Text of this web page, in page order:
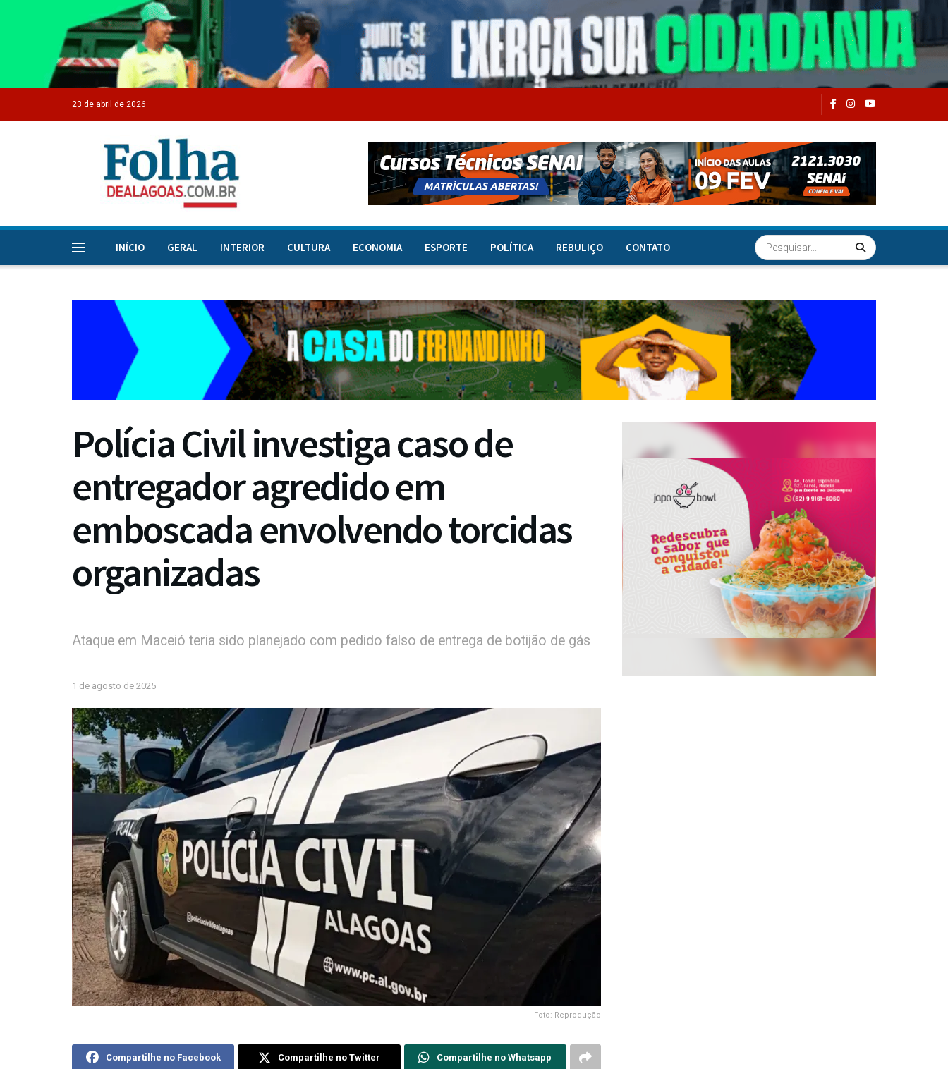
23 de abril de 2026
INÍCIO GERAL INTERIOR CULTURA ECONOMIA ESPORTE POLÍTICA REBULIÇO CONTATO
Polícia Civil investiga caso de
entregador agredido em
emboscada envolvendo torcidas
organizadas
Ataque em Maceió teria sido planejado com pedido falso de entrega de botijão de gás
1 de agosto de 2025
Foto: Reprodução
Compartilhe no Facebook Compartilhe no Twitter Compartilhe no Whatsapp